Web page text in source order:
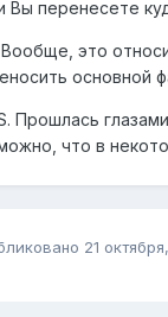
Вы перенесете
Вообще, это
основной
Прошлась
что в
21